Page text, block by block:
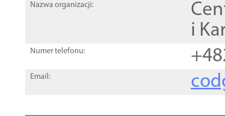
Nazwa organizacji:
i
Numer telefonu:
Email: